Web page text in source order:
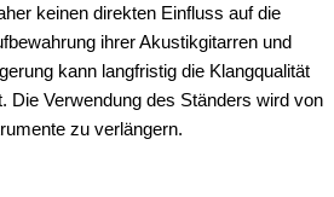
keinen direkten Einfluss auf die
ihrer Akustikgitarren und
kann langfristig die Klangqualität
Die Verwendung des Ständers wird von
zu verlängern.